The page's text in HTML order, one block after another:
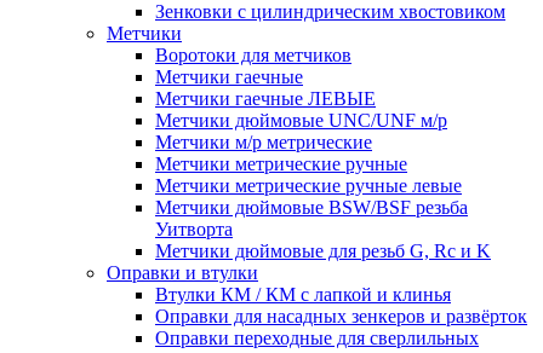
Зенковки с цилиндрическим хвостовиком
Метчики
Воротоки для метчиков
Метчики гаечные
Метчики гаечные ЛЕВЫЕ
Метчики дюймовые UNC/UNF м/р
Метчики м/р метрические
Метчики метрические ручные
Метчики метрические ручные левые
Метчики дюймовые BSW/BSF резьба
Уитворта
Метчики дюймовые для резьб G, Rc и K
Оправки и втулки
Втулки КМ / КМ с лапкой и клинья
Оправки для насадных зенкеров и развёрток
Оправки переходные для сверлильных